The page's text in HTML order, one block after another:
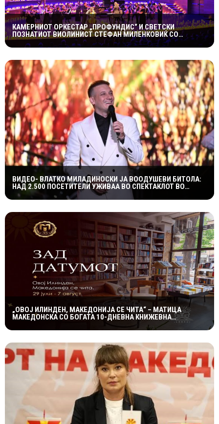
КАМЕРНИОТ ОРКЕСТАР „ПРОФУНДИС“ И СВЕТСКИ
ПОЗНАТИОТ ВИОЛИНИСТ СТЕФАН МИЛЕНКОВИЌ СО
СПЕКТАКУЛАРЕН „CANDLELIGHT“ КОНЦЕРТ НА „ОХРИДСКО
ЛЕТО“
ВИДЕО- ВЛАТКО МИЛАДИНОСКИ ЈА ВООДУШЕВИ БИТОЛА:
НАД 2.500 ПОСЕТИТЕЛИ УЖИВАА ВО СПЕКТАКЛОТ ВО
ХЕРАКЛЕЈА
„ОВОЈ ИЛИНДЕН, МАКЕДОНИЈА СЕ ЧИТА“ – МАТИЦА
МАКЕДОНСКА СО БОГАТА 10-ДНЕВНА КНИЖЕВНА